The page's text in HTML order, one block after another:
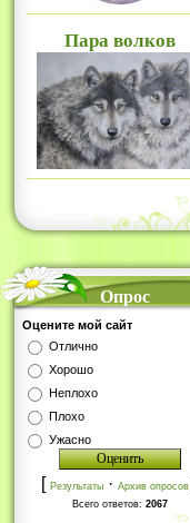
Пара волков
Опрос
Оцените мой сайт
Отлично
Хорошо
Неплохо
Плохо
Ужасно
[ Результаты · Архив опросов
Всего ответов: 2067